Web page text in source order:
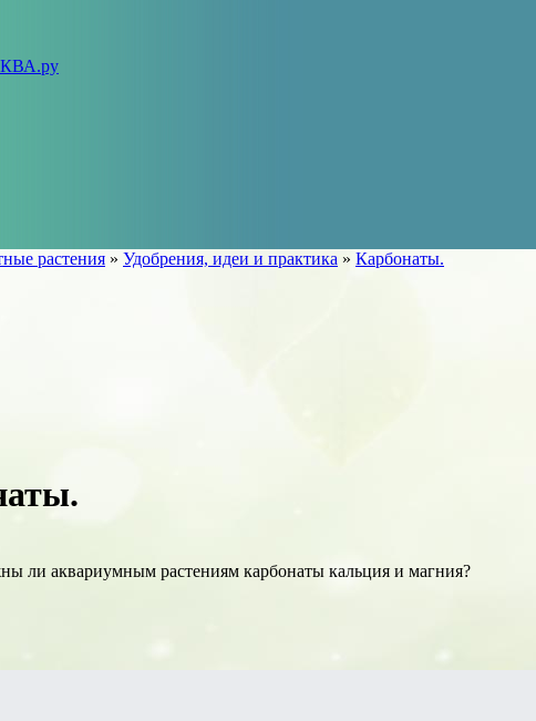
растения » Удобрения, идеи и практика » Карбонаты.
ли аквариумным растениям карбонаты кальция и магния?